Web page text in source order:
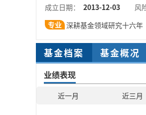
成立日期：
2013-12-03
风
专业 深耕基金领域研究十六年
基金档案 基金概况
业绩表现
近一月 近三月